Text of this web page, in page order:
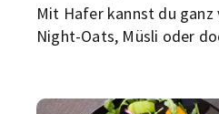
Mit Hafer kannst du ganz
Night-Oats, Müsli oder